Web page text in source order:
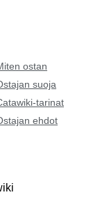
ostan
suoja
tarinat
ehdot